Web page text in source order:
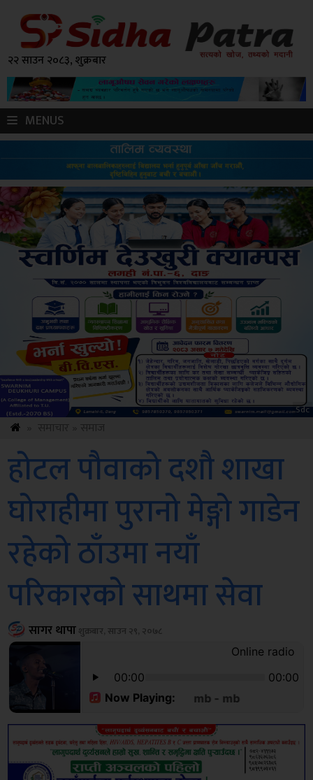
२२ साउन २०८३, शुक्रबार
MENUS
ksbus
होटल पौवाको दशौ शाखा
घोराहीमा पुरानो मेङ्गो गाडेन
रहेको ठाँउमा नयाँ
परिकारको साथमा सेवा
सागर थापाशुक्रबार, साउन २९, २०७८